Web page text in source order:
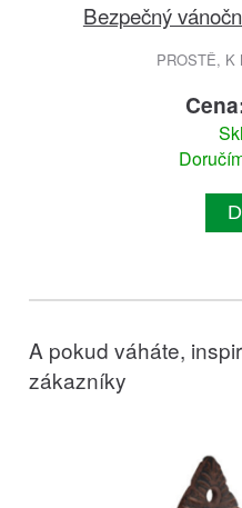
Bezpečný
PROSTĚ, K
A pokud váháte,
zákazníky